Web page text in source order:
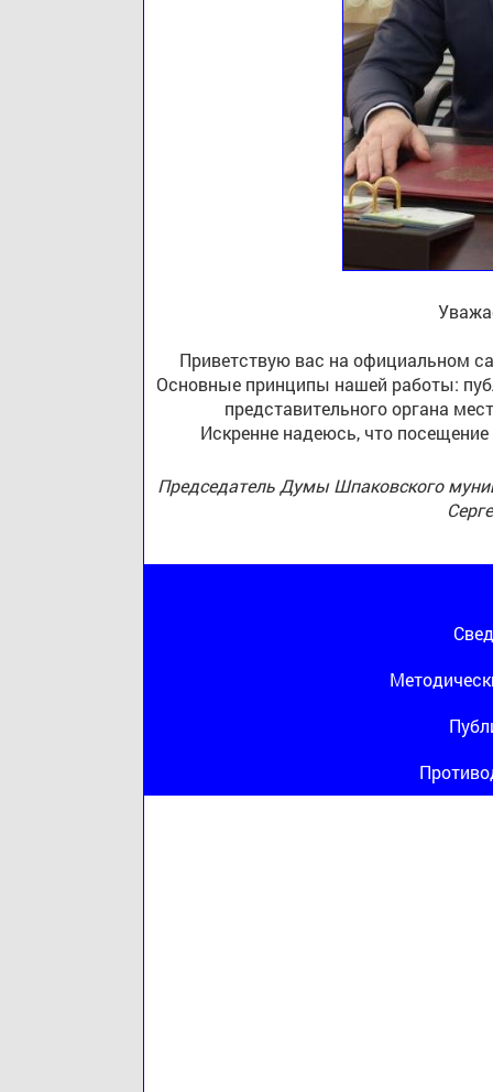
Приветствую вас на официальном
Основные принципы нашей работы:
представительного органа
Искренне надеюсь, что
Председатель Думы Шпаковского